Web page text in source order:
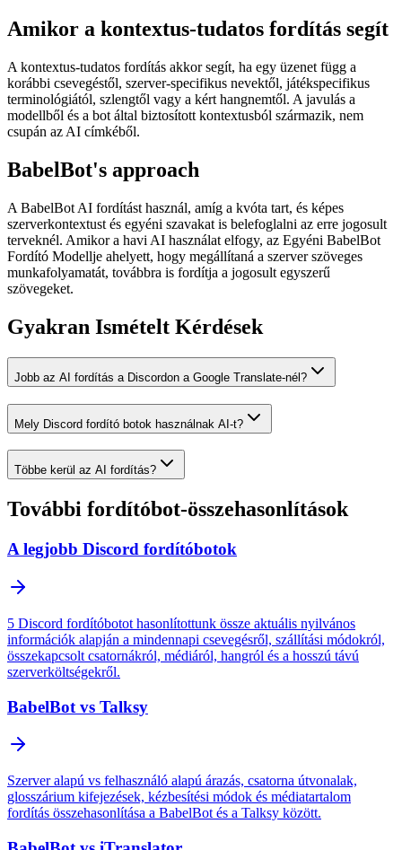
Amikor a kontextus-tudatos fordítás segít
A kontextus-tudatos fordítás akkor segít, ha egy üzenet függ a
korábbi csevegéstől, szerver-specifikus nevektől, játékspecifikus
terminológiától, szlengtől vagy a kért hangnemtől. A javulás a
modellből és a bot által biztosított kontextusból származik, nem
csupán az AI címkéből.
BabelBot's approach
A BabelBot AI fordítást használ, amíg a kvóta tart, és képes
szerverkontextust és egyéni szavakat is belefoglalni az erre jogosult
terveknél. Amikor a havi AI használat elfogy, az Egyéni BabelBot
Fordító Modellje ahelyett, hogy megállítaná a szerver szöveges
munkafolyamatát, továbbra is fordítja a jogosult egyszerű
szövegeket.
Gyakran Ismételt Kérdések
Jobb az AI fordítás a Discordon a Google Translate-nél?
Mely Discord fordító botok használnak AI-t?
Többe kerül az AI fordítás?
További fordítóbot-összehasonlítások
A legjobb Discord fordítóbotok
5 Discord fordítóbotot hasonlítottunk össze aktuális nyilvános
információk alapján a mindennapi csevegésről, szállítási módokról,
összekapcsolt csatornákról, médiáról, hangról és a hosszú távú
szerverköltségekről.
BabelBot vs Talksy
Szerver alapú vs felhasználó alapú árazás, csatorna útvonalak,
glosszárium kifejezések, kézbesítési módok és médiatartalom
fordítás összehasonlítása a BabelBot és a Talksy között.